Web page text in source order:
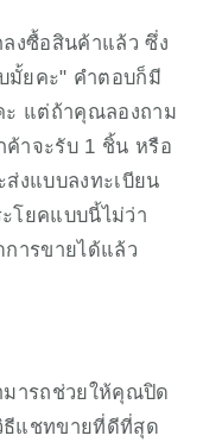
งซื้อสินค้าแล้ว ซึ่ง
มั้ยคะ" คำตอบก็มี
ะ แต่ถ้าคุณลองถาม
ค้าจะรับ 1 ชิ้น หรือ
งแบบลงทะเบียน
โยคแบบนี้ไม่ว่า
ารขายได้แล้ว
มารถช่วยให้คุณปิด
ธีแชทขายที่ดีที่สุด